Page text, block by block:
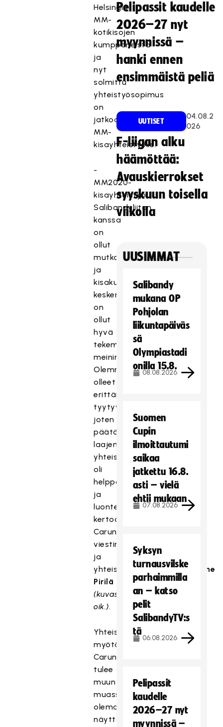
Helsingin
MM-
kotikisojen
kumppaneista
ja
nyt
solmittu
yhteistyösopimus
on
jatkoa
MM-
kisayhteistyölle.
-
MM2020-
kisayhteistyö
Salibandyliiton
kanssa
on
ollut
mutkatonta
ja
kisakumppaneiden
kesken
on
ollut
hyvä
tekemisen
meininki.
Olemme
olleet
erittäin
tyytyväisiä,
joten
päätös
laajentaa
yhteistyötä
oli
helppoa
ja
luontevaa,
kertoo
Carunan
viestintä-
ja
yhteiskuntasuhdejohtaja
Anne
Pirilä
(kuvassa
oik.).
Yhteistyön
myötä
Caruna
tulee
muun
muassa
olemaan
näyttävästi
Pelipassit kaudelle
2026–27 nyt
myynnissä –
hanki ennen
ensimmäistä peliä
UUTISET
04.08.2
026
F-liigan alku
häämöttää:
Avauskierrokset
syyskuun toisella
viikolla
UUSIMMAT
Salibandy
mukana OP
Pohjolan
liikuntapäiväs
sä
Olympiastadi
onilla 15.8.
08.08.2026
Suomen
Cupin
ilmoittautumi
saikaa
jatkettu 16.8.
asti – vielä
ehtii mukaan
07.08.2026
Syksyn
turnausvilske
parhaimmilla
an – katso
pelit
SalibandyTV:s
tä
06.08.2026
Pelipassit
kaudelle
2026–27 nyt
myynnissä –